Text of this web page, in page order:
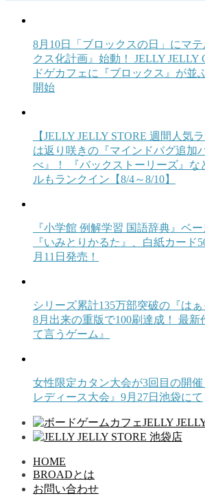
8月10日「ブロックスの日」にマ
クス化計画』始動！ JELLY JELLY
ドゲカフェに『ブロックス』が並
開始
【JELLY JELLY STORE 週間人気
は返り咲きの『マインドバグ追加
べ』！ 『バックストーリーズ』な
ルもランクイン【8/4～8/10】
『小学館 例解学習 国語辞典』ベ
『いみとりかるた』、白紙カード
月11日発売！
シリーズ累計135万部突破の『はぁ
8月出来の重版で100刷達成！ 最新
て言うゲーム』
女性限定カタン大会が3回目の開催
レディース大会』9月27日池袋にて
HOME
BROADとは
お問い合わせ